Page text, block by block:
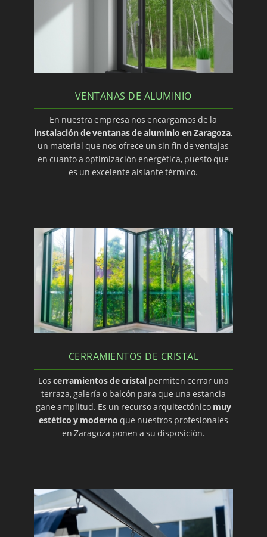
VENTANAS DE ALUMINIO
En nuestra empresa nos encargamos de la
instalación de ventanas de aluminio en Zaragoza,
un material que nos ofrece un sin fin de ventajas
en cuanto a optimización energética, puesto que
es un excelente aislante térmico.
CERRAMIENTOS DE CRISTAL
Los cerramientos de cristalpermiten cerrar una
terraza, galería o balcón para que una estancia
gane amplitud. Es un recurso arquitectónico muy
estético y moderno que nuestros profesionales
en Zaragoza ponen a su disposición.